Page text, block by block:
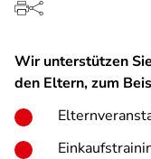
Wir unterstützen
den Eltern, zum